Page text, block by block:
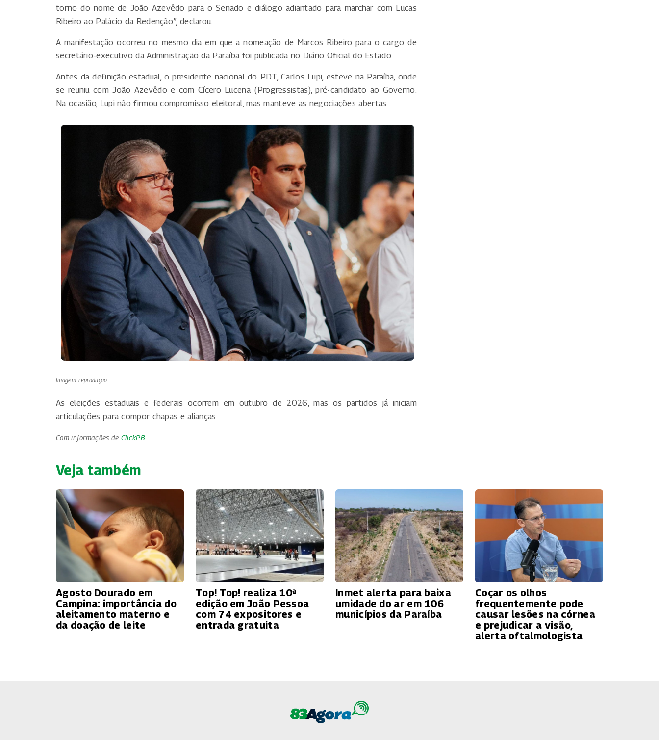
torno do nome de João Azevêdo para o Senado e diálogo adiantado para marchar com Lucas
Ribeiro ao Palácio da Redenção”, declarou.
A manifestação ocorreu no mesmo dia em que a nomeação de Marcos Ribeiro para o cargo de
secretário-executivo da Administração da Paraíba foi publicada no Diário Oficial do Estado.
Antes da definição estadual, o presidente nacional do PDT, Carlos Lupi, esteve na Paraíba, onde
se reuniu com João Azevêdo e com Cícero Lucena (Progressistas), pré-candidato ao Governo.
Na ocasião, Lupi não firmou compromisso eleitoral, mas manteve as negociações abertas.
Imagem: reprodução
As eleições estaduais e federais ocorrem em outubro de 2026, mas os partidos já iniciam
articulações para compor chapas e alianças.
Com informações de ClickPB
Veja também
Agosto Dourado em
Campina: importância do
aleitamento materno e
da doação de leite
Top! Top! realiza 10ª
edição em João Pessoa
com 74 expositores e
entrada gratuita
Inmet alerta para baixa
umidade do ar em 106
municípios da Paraíba
Coçar os olhos
frequentemente pode
causar lesões na córnea
e prejudicar a visão,
alerta oftalmologista